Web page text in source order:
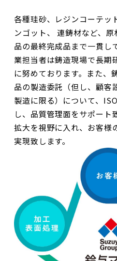
各種珪砂、レジンコーテッ
ンゴット、 連鋳材など、
品の最終完成品まで一貫し
業担当者は鋳造現場で長期
に努めております。また、
品の製造委託（但し、顧客
製造に限る）について、
し、品質管理面をサポート
拡大を視野に入れ、お客様
実現致します。